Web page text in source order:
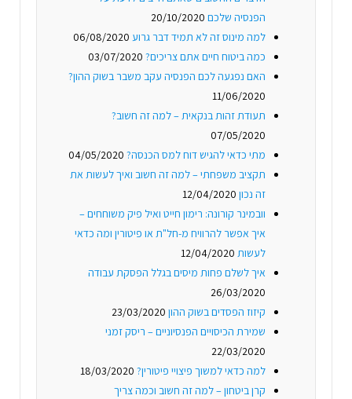
הפנסיה שלכם 20/10/2020
למה מינוס זה לא תמיד דבר גרוע 06/08/2020
כמה ביטוח חיים אתם צריכים? 03/07/2020
האם נפגעה לכם הפנסיה עקב משבר בשוק ההון?
11/06/2020
תעודת זהות בנקאית – למה זה חשוב?
07/05/2020
מתי כדאי להגיש דוח למס הכנסה? 04/05/2020
תקציב משפחתי – למה זה חשוב ואיך לעשות את
זה נכון 12/04/2020
וובמינר קורונה: רימון חייט ואיל פיק משוחחים –
איך אפשר להרוויח מ-חל"ת או פיטורין ומה כדאי
לעשות 12/04/2020
איך לשלם פחות מיסים בגלל הפסקת עבודה
26/03/2020
קיזוז הפסדים בשוק ההון 23/03/2020
שמירת הכיסויים הפנסיוניים – ריסק זמני
22/03/2020
למה כדאי למשוך פיצויי פיטורין? 18/03/2020
קרן ביטחון – למה זה חשוב וכמה צריך